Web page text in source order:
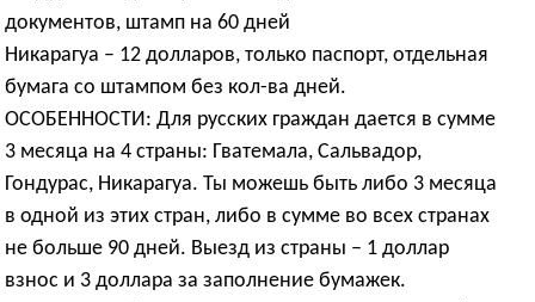
документов, штамп на 60 дней
Никарагуа – 12 долларов, только паспорт, отдельная
бумага со штампом без кол-ва дней.
ОСОБЕННОСТИ: Для русских граждан дается в сумме
3 месяца на 4 страны: Гватемала, Сальвадор,
Гондурас, Никарагуа. Ты можешь быть либо 3 месяца
в одной из этих стран, либо в сумме во всех странах
не больше 90 дней. Выезд из страны – 1 доллар
взнос и 3 доллара за заполнение бумажек.